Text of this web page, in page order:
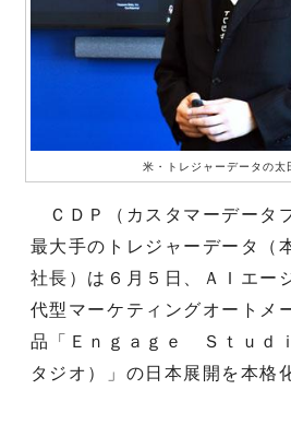
米・トレジャーデータの太
ＣＤＰ（カスタマーデータ
最大手のトレジャーデータ（
社長）は６月５日、ＡＩエー
代型マーケティングオートメ
品「Ｅｎｇａｇｅ Ｓｔｕｄ
タジオ）」の日本展開を本格